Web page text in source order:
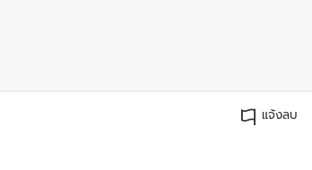
แจ้งลบ